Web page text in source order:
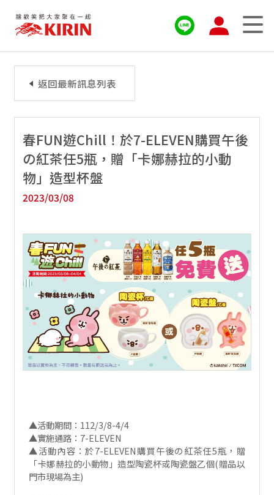
春FUN遊Chill！於7-ELEVEN購買午後
の紅茶任5瓶，贈「卡娜赫拉的小動
物」造型杯盤
2023/03/08
▲活動期間：112/3/8-4/4
▲實施通路：7-ELEVEN
▲活動內容：於7-ELEVEN購買午後の紅茶任5瓶，贈
「卡娜赫拉的小動物」造型陶瓷杯或陶瓷盤乙個(贈品以
門市現場為主)
返回最新訊息列表